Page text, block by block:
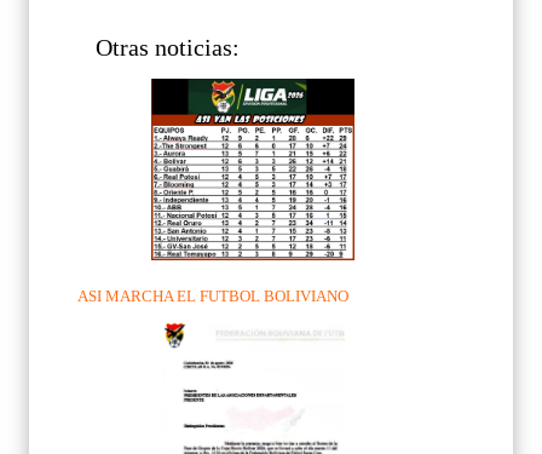
Otras noticias:
ASI MARCHA EL FUTBOL BOLIVIANO